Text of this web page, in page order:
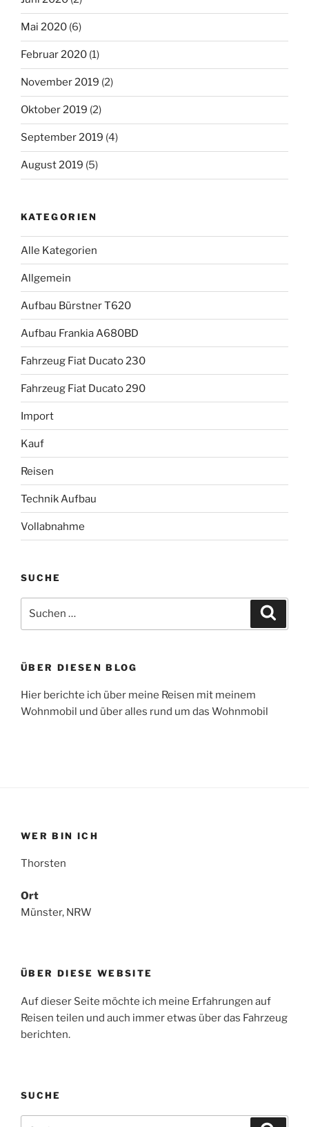
Mai 2020 (6)
Februar 2020 (1)
November 2019 (2)
Oktober 2019 (2)
September 2019 (4)
August 2019 (5)
KATEGORIEN
Alle Kategorien
Allgemein
Aufbau Bürstner T620
Aufbau Frankia A680BD
Fahrzeug Fiat Ducato 230
Fahrzeug Fiat Ducato 290
Import
Kauf
Reisen
Technik Aufbau
Vollabnahme
SUCHE
ÜBER DIESEN BLOG
Hier berichte ich über meine Reisen mit meinem
Wohnmobil und über alles rund um das Wohnmobil
WER BIN ICH
Thorsten
Ort
Münster, NRW
ÜBER DIESE WEBSITE
Auf dieser Seite möchte ich meine Erfahrungen auf
Reisen teilen und auch immer etwas über das Fahrzeug
berichten.
SUCHE